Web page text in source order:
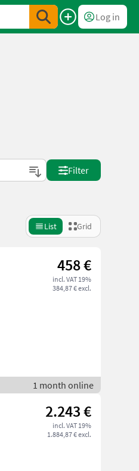
Log in
Filter
List Grid
458 €
incl. VAT 19%
384,87 € excl.
1 month online
2.243 €
incl. VAT 19%
1.884,87 € excl.